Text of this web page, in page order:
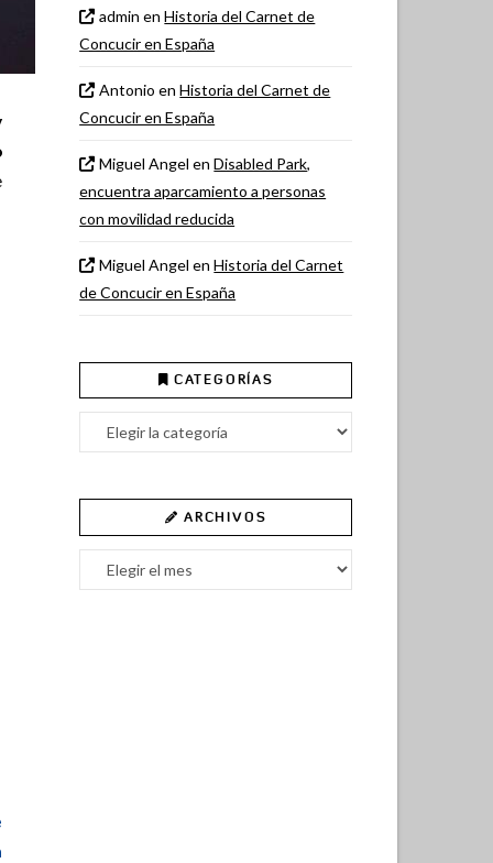
admin enHistoria del Carnet de
Concucir en España
Antonio enHistoria del Carnet de
Concucir en España
Miguel Angel enDisabled Park,
encuentra aparcamiento a personas
con movilidad reducida
Miguel Angel enHistoria del Carnet
de Concucir en España
CATEGORÍAS
Categorías
ARCHIVOS
Archivos